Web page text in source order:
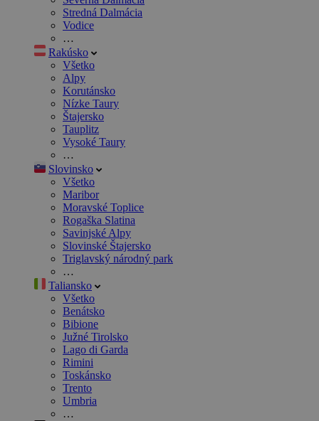
Stredná Dalmácia
Vodice
…
Rakúsko
Všetko
Alpy
Korutánsko
Nízke Taury
Štajersko
Tauplitz
Vysoké Taury
…
Slovinsko
Všetko
Maribor
Moravské Toplice
Rogaška Slatina
Savinjské Alpy
Slovinské Štajersko
Triglavský národný park
…
Taliansko
Všetko
Benátsko
Bibione
Južné Tirolsko
Lago di Garda
Rimini
Toskánsko
Trento
Umbria
…